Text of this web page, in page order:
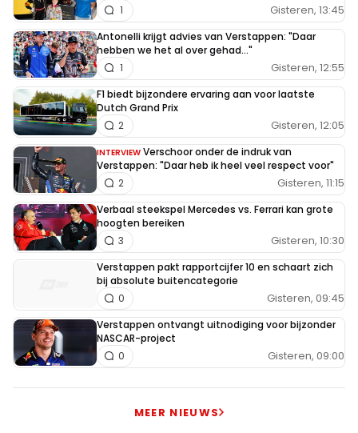
Gisteren, 13:45
1
Antonelli krijgt advies van Verstappen: "Daar
hebben we het al over gehad..."
Gisteren, 12:55
1
F1 biedt bijzondere ervaring aan voor laatste
Dutch Grand Prix
Gisteren, 12:05
2
INTERVIEW Verschoor onder de indruk van
Verstappen: "Daar heb ik heel veel respect voor"
Gisteren, 11:15
2
Verbaal steekspel Mercedes vs. Ferrari kan grote
hoogten bereiken
Gisteren, 10:30
3
Verstappen pakt rapportcijfer 10 en schaart zich
bij absolute buitencategorie
Gisteren, 09:45
0
Verstappen ontvangt uitnodiging voor bijzonder
NASCAR-project
Gisteren, 09:00
0
MEER NIEUWS